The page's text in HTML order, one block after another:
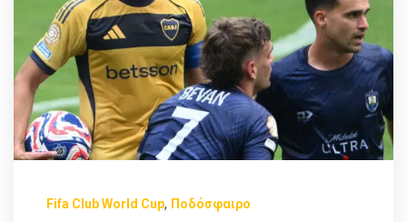
Fifa Club World Cup, Ποδόσφαιρο